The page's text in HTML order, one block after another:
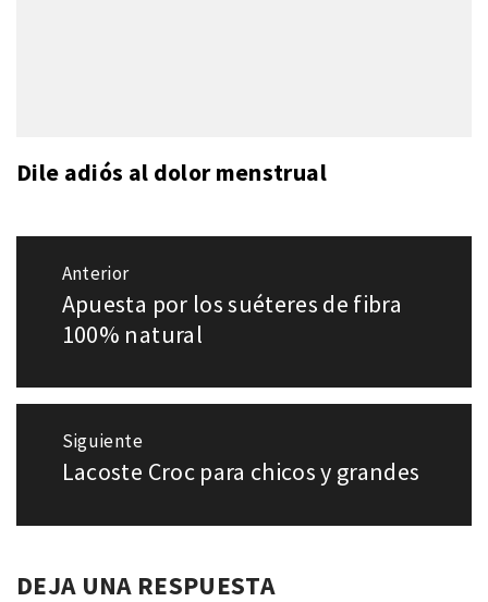
Dile adiós al dolor menstrual
Navegación
entradas
Anterior
Entrada
anterior:
Apuesta por los suéteres de fibra
100% natural
Siguiente
Entrada
Lacoste Croc para chicos y grandes
DEJA UNA RESPUESTA